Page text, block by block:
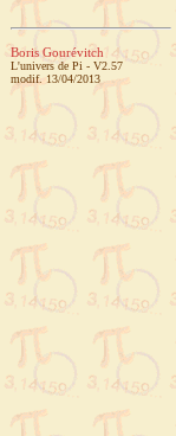
Boris Gourévitch
L'univers de Pi - V2.57
modif. 13/04/2013